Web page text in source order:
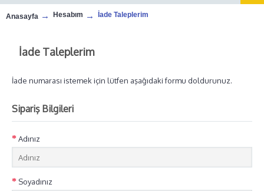
Anasayfa Hesabım İade Taleplerim
İade Taleplerim
İade numarası istemek için lütfen aşağıdaki formu doldurunuz.
Sipariş Bilgileri
Adınız
Soyadınız